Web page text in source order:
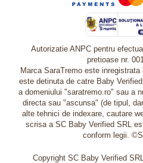
Autorizatie ANPC pentru
pretioase nr.
Marca SaraTremo este
este detinuta de catre Baby
a domeniului "saratremo.ro" sau a
directa sau "ascunsa" (de tipul,
alte tehnici de indexare, cautare
scrisa a SC Baby Verified SRL
conform legii.
Copyright SC Baby Verified